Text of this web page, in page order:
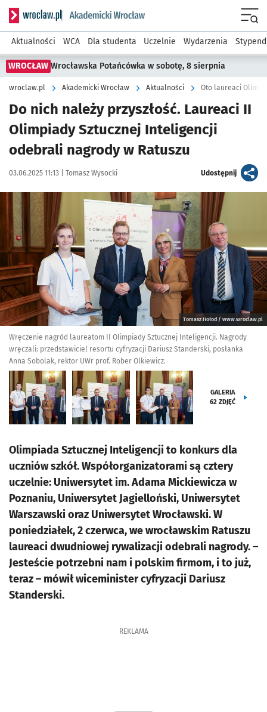
Serwis informacyjny wroclaw.pl podserwis: Akademicki
Aktualności WCA Dla studenta Uczelnie Wydarzenia
WROCŁAW Wrocławska Potańcówka w sobotę, 8 sierpnia
wroclaw.pl Akademicki Wrocław Aktualności Oto laureaci
Do nich należy przyszłość. Laureaci II
Olimpiady Sztucznej Inteligencji
odebrali nagrody w Ratuszu
Data publikacji:
03.06.2025 11:13 | Autor:
Tomasz Wysocki Udostępnijartykuł
Kliknij, aby zobaczyć galerię
Tomasz Hołod / www.wroclaw.pl
Wręczenie nagród laureatom II Olimpiady Sztucznej Inteligencji. Nagrody
wręczali: przedstawiciel resortu cyfryzacji Dariusz Standerski, posłanka
Anna Sobolak, rektor UWr prof. Rober Olkiewicz.
GALERIA
62 ZDJĘĆ
Olimpiada Sztucznej Inteligencji to konkurs dla
uczniów szkół. Współorganizatorami są cztery
uczelnie: Uniwersytet im. Adama Mickiewicza w
Poznaniu, Uniwersytet Jagielloński, Uniwersytet
Warszawski oraz Uniwersytet Wrocławski. W
poniedziałek, 2 czerwca, we wrocławskim Ratuszu
laureaci dwudniowej rywalizacji odebrali nagrody. –
Jesteście potrzebni nam i polskim firmom, i to już,
teraz – mówił wiceminister cyfryzacji Dariusz
Standerski.
REKLAMA